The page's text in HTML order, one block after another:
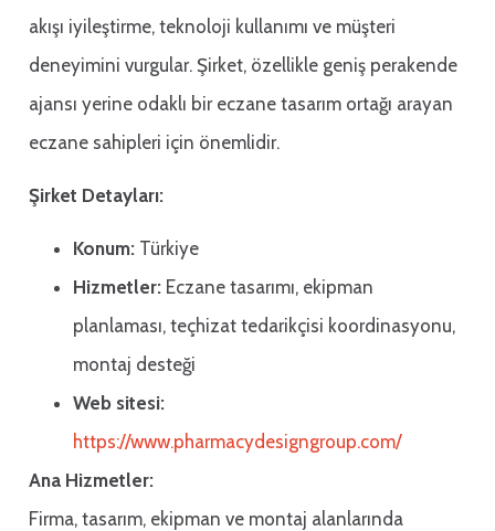
akışı iyileştirme, teknoloji kullanımı ve müşteri
deneyimini vurgular. Şirket, özellikle geniş perakende
ajansı yerine odaklı bir eczane tasarım ortağı arayan
eczane sahipleri için önemlidir.
Şirket Detayları:
Konum: Türkiye
Hizmetler: Eczane tasarımı, ekipman
planlaması, teçhizat tedarikçisi koordinasyonu,
montaj desteği
Web sitesi:
https://www.pharmacydesigngroup.com/
Ana Hizmetler:
Firma, tasarım, ekipman ve montaj alanlarında